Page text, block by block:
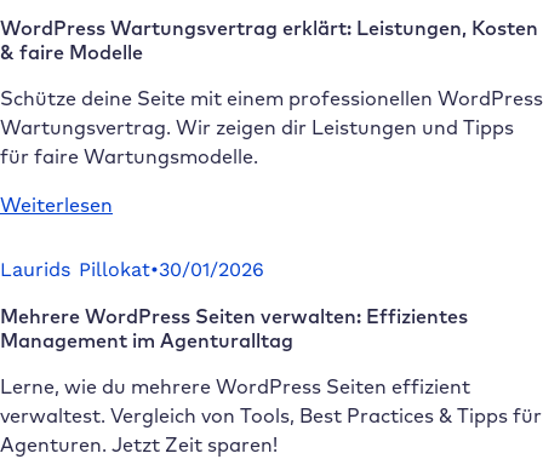
Agenturen
Marge
kostet
und
wie
WordPress Wartungsvertrag erklärt: Leistungen, Kosten
& faire Modelle
Schütze deine Seite mit einem professionellen WordPress
Wartungsvertrag. Wir zeigen dir Leistungen und Tipps
für faire Wartungsmodelle.
Weiterlesen
Wartungsvertrag
Leistungen,
Kosten
&
faire
Modelle
Laurids Pillokat•30/01/2026
Mehrere WordPress Seiten verwalten: Effizientes
Management im Agenturalltag
Lerne, wie du mehrere WordPress Seiten effizient
verwaltest. Vergleich von Tools, Best Practices & Tipps für
Agenturen. Jetzt Zeit sparen!